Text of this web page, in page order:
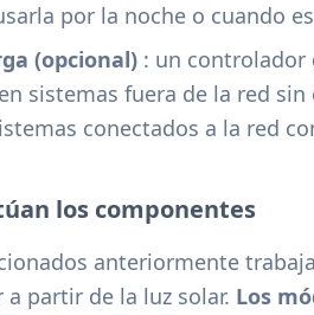
por la noche o cuando
(opcional) : un controlador
sistemas fuera de la red
conectados a la red
los componentes
anteriormente
partir de la luz solar. Los